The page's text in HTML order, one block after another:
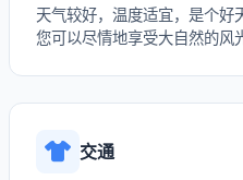
天气较好，温度适宜，是个好
您可以尽情地享受大自然的风
交通